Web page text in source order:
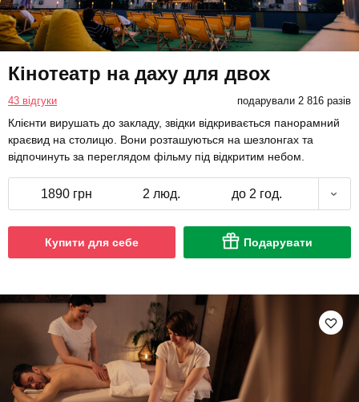
Кінотеатр на даху для двох
43 відгуки подарували 2 816 разів
Клієнти вирушать до закладу, звідки відкривається панорамний
краєвид на столицю. Вони розташуються на шезлонгах та
відпочинуть за переглядом фільму під відкритим небом.
1890 грн 2 люд. до 2 год.
Купити для себе Подарувати